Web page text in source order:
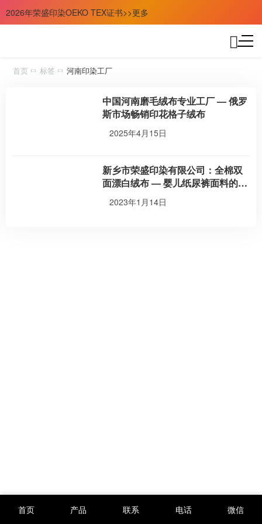
2026年荣盛印染OEKO TEX证书>>更多
首页 标签 河南印染工厂
中国河南磨毛绒布专业工厂 — 俄罗
斯市场畅销印花格子绒布
2025年4月15日
新乡市荣盛印染有限公司：全棉双
面漂白绒布 — 婴儿纸尿裤面料的优
质之选
2023年1月14日
首页 产品 联系 电话 微信